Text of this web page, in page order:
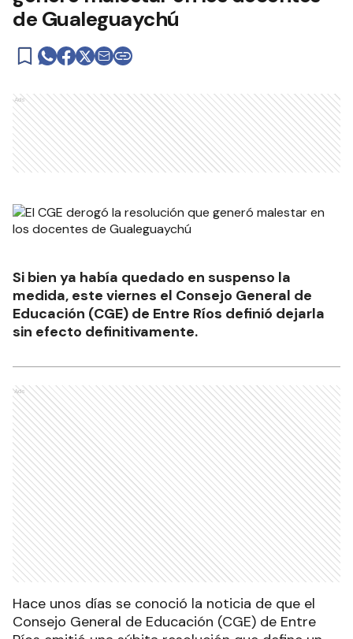
El CGE derogó la resolución que
generó malestar en los docentes
de Gualeguaychú
Ads
Si bien ya había quedado en suspenso la
medida, este viernes el Consejo General de
Ads